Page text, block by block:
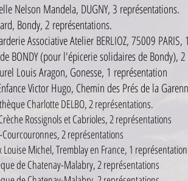
Nelson Mandela, DUGNY, 3 représentations.
Bondy, 2 représentations.
Associative Atelier BERLIOZ, 75009
BONDY (pour l'épicerie solidaires de Bondy),
Louis Aragon, Gonesse, 1 représentation
Victor Hugo, Chemin des Prés de la
Charlotte DELBO, 2 représentations.
Rossignols et Cabrioles, 2 représentations
2 représentations
Louise Michel, Tremblay en France, 1 représentation
de Chatenay-Malabry, 2 représentations